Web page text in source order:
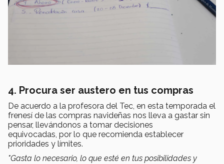
4. Procura ser austero en tus compras
De acuerdo a la profesora del Tec, en esta temporada el
frenesí de las compras navideñas nos lleva a gastar sin
pensar, llevándonos a tomar decisiones
equivocadas, por lo que recomienda establecer
prioridades y límites.
"Gasta lo necesario, lo que esté en tus posibilidades y